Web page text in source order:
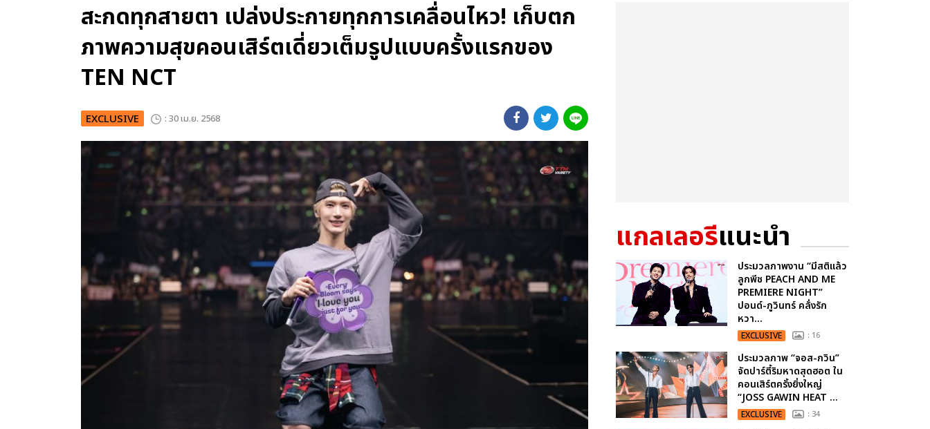
สะกดทุกสายตา เปล่งประกายทุกการเคลื่อนไหว! เก็บตก
ภาพความสุขคอนเสิร์ตเดี่ยวเต็มรูปแบบครั้งแรกของ
TEN NCT
EXCLUSIVE : 30 เม.ย. 2568
แกลเลอรีแนะนำ
ประมวลภาพงาน “มีสติแล้ว
ลูกพีช PEACH AND ME
PREMIERE NIGHT”
ปอนด์-ภูวินทร์ คลั่งรัก
หวา...
EXCLUSIVE : 16
ประมวลภาพ “จอส-กวิน”
จัดปาร์ตี้ริมหาดสุดฮอต ใน
คอนเสิร์ตครั้งยิ่งใหญ่
“JOSS GAWIN HEAT ...
EXCLUSIVE : 34